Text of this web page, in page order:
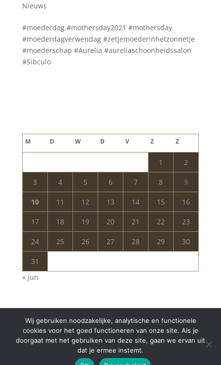
Nieuws
#moederdag #mothersday2021 #mothersday
#moederdagverwendag #zetjemoederinhetzonnetje
#moederschap #Aurelia #aureliaschoonheidssalon
#Sibculo
M D W D V Z Z
1 2
3 4 5 6 7 8 9
10 11 12 13 14 15 16
17 18 19 20 21 22 23
24 25 26 27 28 29 30
31
« jun
Copyright © 2024 Aurelia Schoonheidssalon | All
Wij gebruiken noodzakelijke, analytische en functionele
cookies voor het goed functioneren van onze site. Als je
doorgaat met het gebruiken van deze site, gaan we ervan uit
dat je ermee instemt.